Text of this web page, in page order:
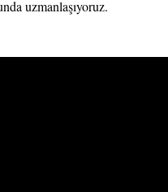
uzmanlaşıyoruz.